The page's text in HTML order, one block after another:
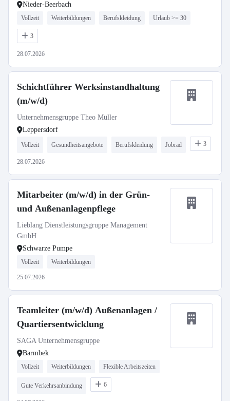
Nieder-Beerbach
Vollzeit Weiterbildungen Berufskleidung Urlaub >= 30
3
28.07.2026
Schichtführer Werksinstandhaltung
(m/w/d)
Unternehmensgruppe Theo Müller
Leppersdorf
Vollzeit Gesundheitsangebote Berufskleidung Jobrad 3
28.07.2026
Mitarbeiter (m/w/d) in der Grün-
und Außenanlagenpflege
Lieblang Dienstleistungsgruppe Management
GmbH
Schwarze Pumpe
Vollzeit Weiterbildungen
25.07.2026
Teamleiter (m/w/d) Außenanlagen /
Quartiersentwicklung
SAGA Unternehmensgruppe
Barmbek
Vollzeit Weiterbildungen Flexible Arbeitszeiten
Gute Verkehrsanbindung 6